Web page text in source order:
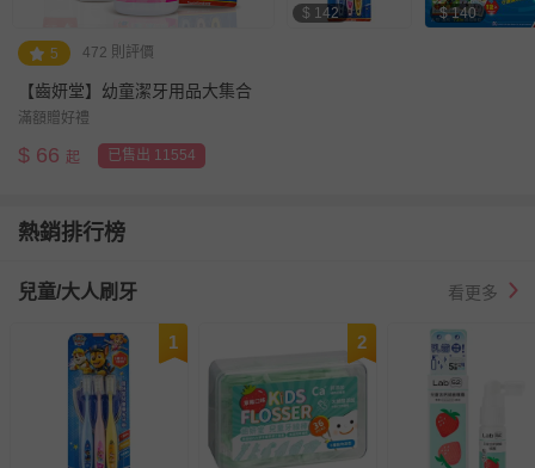
$ 142 $ 140
5 472 則評價
【齒妍堂】幼童潔牙用品大集合
滿額贈好禮
$ 66 起 已售出 11554
熱銷排行榜
兒童/大人刷牙 看更多
1 2